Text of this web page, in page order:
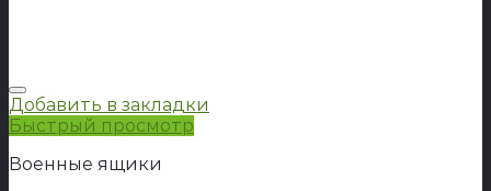
Добавить в закладки
Быстрый просмотр
Военные ящики